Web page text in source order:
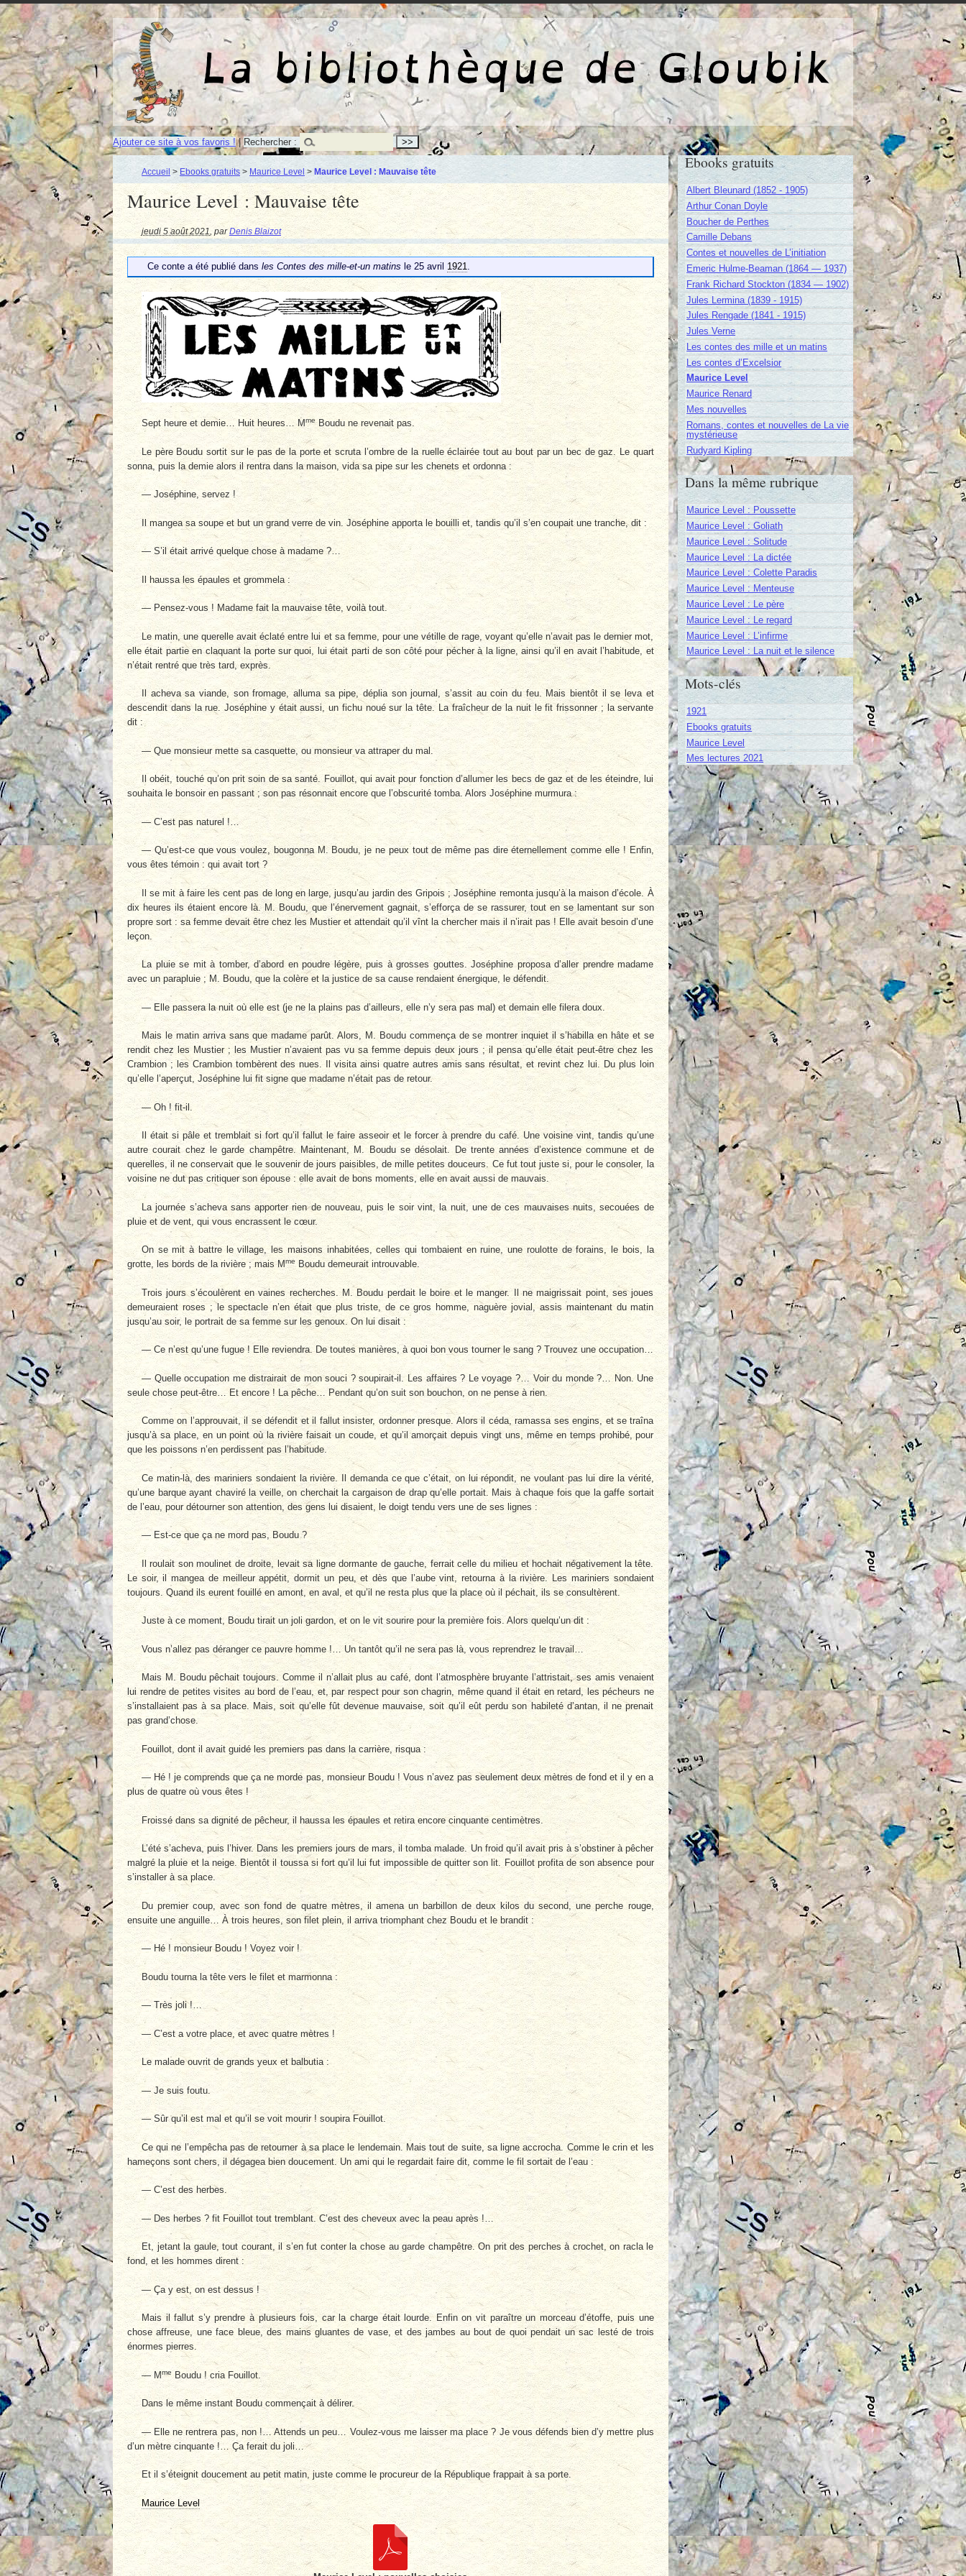
La bibliothèque de Gloubik
Ajouter ce site à vos favoris !|Rechercher :
Accueil > Ebooks gratuits > Maurice Level > Maurice Level : Mauvaise tête
Maurice Level : Mauvaise tête
jeudi 5 août 2021 parDenis Blaizot
Ce conte a été publié dans les Contes des mille-et-un matins le 25 avril 1921
Sept heure et demie… Huit heures… MmeBoudu ne revenait pas.
Le père Boudu sortit sur le pas de la porte et scruta l’ombre de la ruelle éclairée tout au bout par un bec de gaz. Le quart
sonna, puis la demie alors il rentra dans la maison, vida sa pipe sur les chenets et ordonna :
— Joséphine, servez !
Il mangea sa soupe et but un grand verre de vin. Joséphine apporta le bouilli et, tandis qu’il s’en coupait une tranche, dit :
— S’il était arrivé quelque chose à madame ?…
Il haussa les épaules et grommela :
— Pensez-vous ! Madame fait la mauvaise tête, voilà tout.
Le matin, une querelle avait éclaté entre lui et sa femme, pour une vétille de rage, voyant qu’elle n’avait pas le dernier mot,
elle était partie en claquant la porte sur quoi, lui était parti de son côté pour pécher à la ligne, ainsi qu’il en avait l’habitude, et
n’était rentré que très tard, exprès.
Il acheva sa viande, son fromage, alluma sa pipe, déplia son journal, s’assit au coin du feu. Mais bientôt il se leva et
descendit dans la rue. Joséphine y était aussi, un fichu noué sur la tête. La fraîcheur de la nuit le fit frissonner ; la servante
dit :
— Que monsieur mette sa casquette, ou monsieur va attraper du mal.
Il obéit, touché qu’on prit soin de sa santé. Fouillot, qui avait pour fonction d’allumer les becs de gaz et de les éteindre, lui
souhaita le bonsoir en passant ; son pas résonnait encore que l’obscurité tomba. Alors Joséphine murmura :
— C’est pas naturel !…
— Qu’est-ce que vous voulez, bougonna M. Boudu, je ne peux tout de même pas dire éternellement comme elle ! Enfin,
vous êtes témoin : qui avait tort ?
Il se mit à faire les cent pas de long en large, jusqu’au jardin des Gripois ; Joséphine remonta jusqu’à la maison d’école. À
dix heures ils étaient encore là. M. Boudu, que l’énervement gagnait, s’efforça de se rassurer, tout en se lamentant sur son
propre sort : sa femme devait être chez les Mustier et attendait qu’il vînt la chercher mais il n’irait pas ! Elle avait besoin d’une
leçon.
La pluie se mit à tomber, d’abord en poudre légère, puis à grosses gouttes. Joséphine proposa d’aller prendre madame
avec un parapluie ; M. Boudu, que la colère et la justice de sa cause rendaient énergique, le défendit.
— Elle passera la nuit où elle est (je ne la plains pas d’ailleurs, elle n’y sera pas mal) et demain elle filera doux.
Mais le matin arriva sans que madame parût. Alors, M. Boudu commença de se montrer inquiet il s’habilla en hâte et se
rendit chez les Mustier ; les Mustier n’avaient pas vu sa femme depuis deux jours ; il pensa qu’elle était peut-être chez les
Crambion ; les Crambion tombèrent des nues. Il visita ainsi quatre autres amis sans résultat, et revint chez lui. Du plus loin
qu’elle l’aperçut, Joséphine lui fit signe que madame n’était pas de retour.
— Oh ! fit-il.
Il était si pâle et tremblait si fort qu’il fallut le faire asseoir et le forcer à prendre du café. Une voisine vint, tandis qu’une
autre courait chez le garde champêtre. Maintenant, M. Boudu se désolait. De trente années d’existence commune et de
querelles, il ne conservait que le souvenir de jours paisibles, de mille petites douceurs. Ce fut tout juste si, pour le consoler, la
voisine ne dut pas critiquer son épouse : elle avait de bons moments, elle en avait aussi de mauvais.
La journée s’acheva sans apporter rien de nouveau, puis le soir vint, la nuit, une de ces mauvaises nuits, secouées de
pluie et de vent, qui vous encrassent le cœur.
On se mit à battre le village, les maisons inhabitées, celles qui tombaient en ruine, une roulotte de forains, le bois, la
grotte, les bords de la rivière ; mais Mme Boudu demeurait introuvable.
Trois jours s’écoulèrent en vaines recherches. M. Boudu perdait le boire et le manger. Il ne maigrissait point, ses joues
demeuraient roses ; le spectacle n’en était que plus triste, de ce gros homme, naguère jovial, assis maintenant du matin
jusqu’au soir, le portrait de sa femme sur les genoux. On lui disait :
— Ce n’est qu’une fugue ! Elle reviendra. De toutes manières, à quoi bon vous tourner le sang ? Trouvez une occupation…
— Quelle occupation me distrairait de mon souci ? soupirait-il. Les affaires ? Le voyage ?… Voir du monde ?… Non. Une
seule chose peut-être… Et encore ! La pêche… Pendant qu’on suit son bouchon, on ne pense à rien.
Comme on l’approuvait, il se défendit et il fallut insister, ordonner presque. Alors il céda, ramassa ses engins, et se traîna
jusqu’à sa place, en un point où la rivière faisait un coude, et qu’il amorçait depuis vingt uns, même en temps prohibé, pour
que les poissons n’en perdissent pas l’habitude.
Ce matin-là, des mariniers sondaient la rivière. Il demanda ce que c’était, on lui répondit, ne voulant pas lui dire la vérité,
qu’une barque ayant chaviré la veille, on cherchait la cargaison de drap qu’elle portait. Mais à chaque fois que la gaffe sortait
de l’eau, pour détourner son attention, des gens lui disaient, le doigt tendu vers une de ses lignes :
— Est-ce que ça ne mord pas, Boudu ?
Il roulait son moulinet de droite, levait sa ligne dormante de gauche, ferrait celle du milieu et hochait négativement la tête.
Le soir, il mangea de meilleur appétit, dormit un peu, et dès que l’aube vint, retourna à la rivière. Les mariniers sondaient
toujours. Quand ils eurent fouillé en amont, en aval, et qu’il ne resta plus que la place où il péchait, ils se consultèrent.
Juste à ce moment, Boudu tirait un joli gardon, et on le vit sourire pour la première fois. Alors quelqu’un dit :
Vous n’allez pas déranger ce pauvre homme !… Un tantôt qu’il ne sera pas là, vous reprendrez le travail…
Mais M. Boudu pêchait toujours. Comme il n’allait plus au café, dont l’atmosphère bruyante l’attristait, ses amis venaient
lui rendre de petites visites au bord de l’eau, et, par respect pour son chagrin, même quand il était en retard, les pécheurs ne
s’installaient pas à sa place. Mais, soit qu’elle fût devenue mauvaise, soit qu’il eût perdu son habileté d’antan, il ne prenait
pas grand’chose.
Fouillot, dont il avait guidé les premiers pas dans la carrière, risqua :
— Hé ! je comprends que ça ne morde pas, monsieur Boudu ! Vous n’avez pas seulement deux mètres de fond et il y en a
plus de quatre où vous êtes !
Froissé dans sa dignité de pêcheur, il haussa les épaules et retira encore cinquante centimètres.
L’été s’acheva, puis l’hiver. Dans les premiers jours de mars, il tomba malade. Un froid qu’il avait pris à s’obstiner à pêcher
malgré la pluie et la neige. Bientôt il toussa si fort qu’il lui fut impossible de quitter son lit. Fouillot profita de son absence pour
s’installer à sa place.
Du premier coup, avec son fond de quatre mètres, il amena un barbillon de deux kilos du second, une perche rouge,
ensuite une anguille… À trois heures, son filet plein, il arriva triomphant chez Boudu et le brandit :
— Hé ! monsieur Boudu ! Voyez voir !
Boudu tourna la tête vers le filet et marmonna :
— Très joli !…
— C’est a votre place, et avec quatre mètres !
Le malade ouvrit de grands yeux et balbutia :
— Je suis foutu.
— Sûr qu’il est mal et qu’il se voit mourir ! soupira Fouillot.
Ce qui ne l’empêcha pas de retourner à sa place le lendemain. Mais tout de suite, sa ligne accrocha. Comme le crin et les
hameçons sont chers, il dégagea bien doucement. Un ami qui le regardait faire dit, comme le fil sortait de l’eau :
— C’est des herbes.
— Des herbes ? fit Fouillot tout tremblant. C’est des cheveux avec la peau après !…
Et, jetant la gaule, tout courant, il s’en fut conter la chose au garde champêtre. On prit des perches à crochet, on racla le
fond, et les hommes dirent :
— Ça y est, on est dessus !
Mais il fallut s’y prendre à plusieurs fois, car la charge était lourde. Enfin on vit paraître un morceau d’étoffe, puis une
chose affreuse, une face bleue, des mains gluantes de vase, et des jambes au bout de quoi pendait un sac lesté de trois
énormes pierres.
— MmeBoudu ! cria Fouillot.
Dans le même instant Boudu commençait à délirer.
— Elle ne rentrera pas, non !… Attends un peu… Voulez-vous me laisser ma place ? Je vous défends bien d’y mettre plus
d’un mètre cinquante !… Ça ferait du joli…
Et il s’éteignit doucement au petit matin, juste comme le procureur de la République frappait à sa porte.
Maurice Level
Ebooks gratuits
Albert Bleunard (1852 - 1905)
Arthur Conan Doyle
Boucher de Perthes
Camille Debans
Contes et nouvelles de L’initiation
Emeric Hulme-Beaman (1864 — 1937)
Frank Richard Stockton (1834 — 1902)
Jules Lermina (1839 - 1915)
Jules Rengade (1841 - 1915)
Jules Verne
Les contes des mille et un matins
Les contes d’Excelsior
Maurice Level
Maurice Renard
Mes nouvelles
Romans, contes et nouvelles de La vie
mystérieuse
Rudyard Kipling
Dans la même rubrique
Maurice Level : Poussette
Maurice Level : Goliath
Maurice Level : Solitude
Maurice Level : La dictée
Maurice Level : Colette Paradis
Maurice Level : Menteuse
Maurice Level : Le père
Maurice Level : Le regard
Maurice Level : L’infirme
Maurice Level : La nuit et le silence
Mots-clés
1921
Ebooks gratuits
Maurice Level
Mes lectures 2021